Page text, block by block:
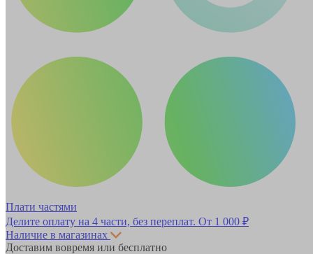
Плати частями
Делите оплату на 4 части, без переплат. От 1 000 ₽
Наличие в магазинах
Доставим вовремя или бесплатно